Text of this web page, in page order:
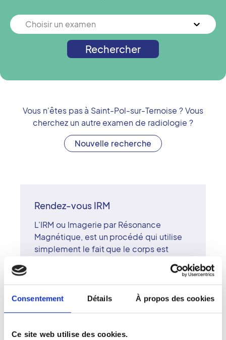
Consentement Détails À propos des cookies
Ce site web utilise des cookies.
Choisir un examen
Rechercher
Vous n'êtes pas à Saint-Pol-sur-Ternoise ? Vous
cherchez un autre examen de radiologie ?
Nouvelle recherche
Rendez-vous IRM
L'IRM ou Imagerie par Résonance
Magnétique, est un procédé qui utilise
simplement le fait que le corps est
qui composent celle-ci sont soumises à
un champ magnétique, émettent des
signaux qui sont ensuite captés puis
approfondie de nombreux organes. Elle